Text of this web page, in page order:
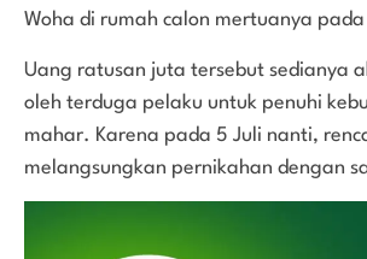
Woha di rumah calon mertuanya
Uang ratusan juta tersebut sedianya
oleh terduga pelaku untuk penuhi
mahar. Karena pada 5 Juli nanti,
melangsungkan pernikahan dengan